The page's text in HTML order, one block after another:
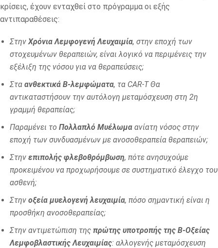
κρίσεις, έχουν ενταχθεί στο πρόγραμμα οι εξής
αντιπαραθέσεις:
ΣτηνΧρόνια Λεμφογενή Λευχαιμία, στην εποχή των
στοχευμένων θεραπειών, είναι λογικό να περιμένεις την
εξέλιξη της νόσου για να θεραπεύσεις;
Στα ανθεκτικά Β-λεμφώματα, τα CAR-T Θα
αντικαταστήσουν την αυτόλογη μεταμόσχευση στη 2η
γραμμή θεραπείας;
Παραμένει το Πολλαπλό Μυέλωμα ανίατη νόσος στην
εποχή των συνδυασμένων με ανοσοθεραπεία θεραπειών;
Στην επιπολής φλεβοθρόμβωση, πότε ανησυχούμε
προκειμένου να προχωρήσουμε σε συστηματικό έλεγχο του
ασθενή;
Στην οξεία μυελογενή λευχαιμία, πόσο σημαντική είναι η
προσθήκη ανοσοθεραπείας;
Στην αντιμετώπιση της πρώτης υποτροπής της Β-Οξείας
Λεμφοβλαστικής Λευχαιμίας: αλλογενής μεταμόσχευση